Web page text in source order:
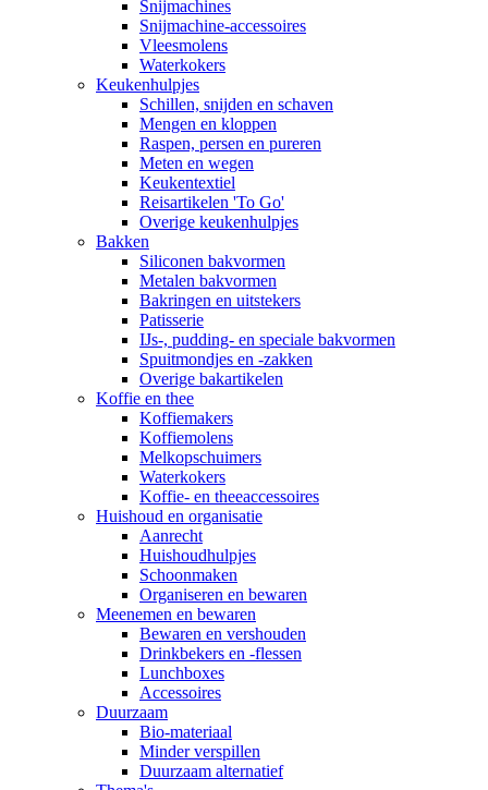
Snijmachines
Snijmachine-accessoires
Vleesmolens
Waterkokers
Keukenhulpjes
Schillen, snijden en schaven
Mengen en kloppen
Raspen, persen en pureren
Meten en wegen
Keukentextiel
Reisartikelen 'To Go'
Overige keukenhulpjes
Bakken
Siliconen bakvormen
Metalen bakvormen
Bakringen en uitstekers
Patisserie
IJs-, pudding- en speciale bakvormen
Spuitmondjes en -zakken
Overige bakartikelen
Koffie en thee
Koffiemakers
Koffiemolens
Melkopschuimers
Waterkokers
Koffie- en theeaccessoires
Huishoud en organisatie
Aanrecht
Huishoudhulpjes
Schoonmaken
Organiseren en bewaren
Meenemen en bewaren
Bewaren en vershouden
Drinkbekers en -flessen
Lunchboxes
Accessoires
Duurzaam
Bio-materiaal
Minder verspillen
Duurzaam alternatief